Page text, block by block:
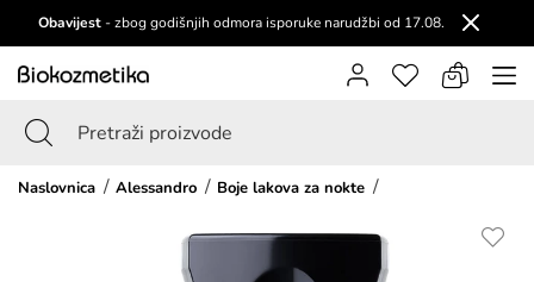
Obavijest - zbog godišnjih odmora isporuke narudžbi od 17.08.
Naslovnica Alessandro Boje lakova za nokte